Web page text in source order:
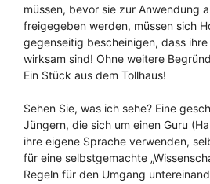
müssen, bevor sie zur Anwendung
freigegeben werden, müssen sich
gegenseitig bescheinigen, dass
wirksam sind! Ohne weitere
Ein Stück aus dem Tollhaus!
Sehen Sie, was ich sehe? Eine
Jüngern, die sich um einen Guru
ihre eigene Sprache verwenden,
für eine selbstgemachte
Regeln für den Umgang